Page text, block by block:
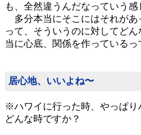
も、全然違うんだなっていう感
多分本当にそこにはそれがあ
って、そういうのに対してど
当に心底、関係を作っているっ
居心地、いいよね〜
※ハワイに行った時、やっぱり
どんな時ですか？